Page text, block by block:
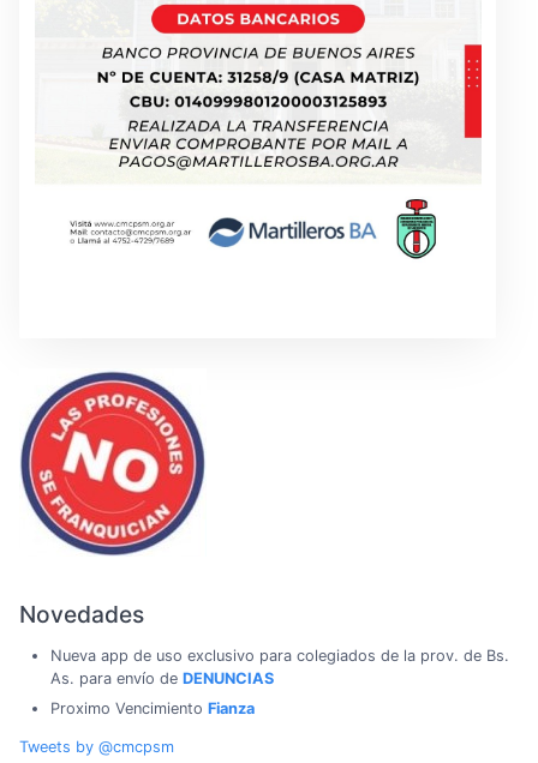
Novedades
Nueva app de uso exclusivo para colegiados de la prov. de Bs.
As. para envío de DENUNCIAS
Proximo Vencimiento Fianza
Tweets by @cmcpsm